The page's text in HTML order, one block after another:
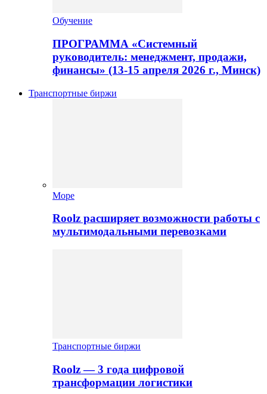
Обучение
ПРОГРАММА «Системный
руководитель: менеджмент, продажи,
финансы» (13-15 апреля 2026 г., Минск)
Транспортные биржи
Море
Roolz расширяет возможности работы с
мультимодальными перевозками
Транспортные биржи
Roolz — 3 года цифровой
трансформации логистики